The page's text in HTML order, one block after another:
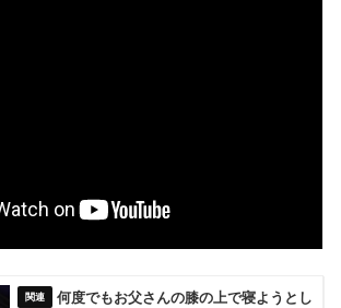
何度でもお父さんの膝の上で寝ようとし